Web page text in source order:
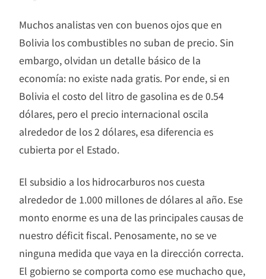
Muchos analistas ven con buenos ojos que en
Bolivia los combustibles no suban de precio. Sin
embargo, olvidan un detalle básico de la
economía: no existe nada gratis. Por ende, si en
Bolivia el costo del litro de gasolina es de 0.54
dólares, pero el precio internacional oscila
alrededor de los 2 dólares, esa diferencia es
cubierta por el Estado.
El subsidio a los hidrocarburos nos cuesta
alrededor de 1.000 millones de dólares al año. Ese
monto enorme es una de las principales causas de
nuestro déficit fiscal. Penosamente, no se ve
ninguna medida que vaya en la dirección correcta.
El gobierno se comporta como ese muchacho que,